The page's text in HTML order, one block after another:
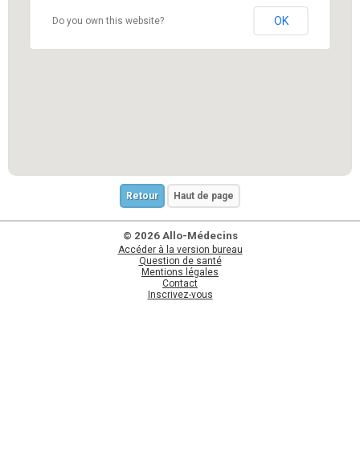
Do you own this website? OK
Retour Haut de page
© 2026 Allo-Médecins
Accéder à la version bureau
Question de santé
Mentions légales
Contact
Inscrivez-vous